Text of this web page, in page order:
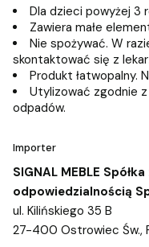
Dla dzieci powyżej 3
Zawiera małe
Nie spożywać. W
skontaktować się z
Produkt łatwopalny.
Utylizować zgodnie
odpadów.
Importer
SIGNAL MEBLE
odpowiedzialnością
ul. Kilińskiego 35 B
27-400 Ostrowiec Św.,